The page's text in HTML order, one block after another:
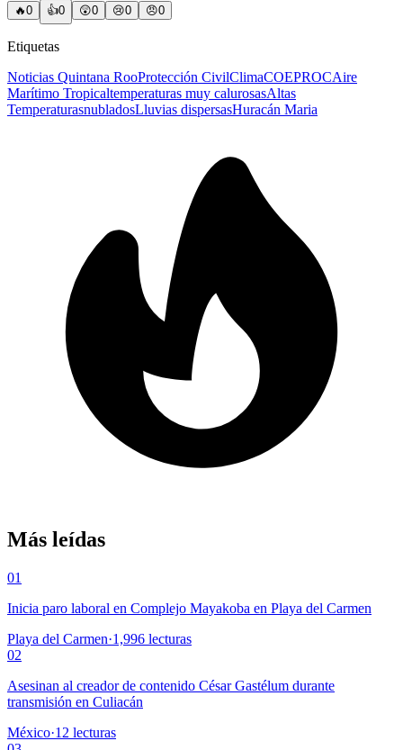
🔥0 👍0 😲0 😢0 😠0
Etiquetas
Noticias Quintana RooProtección CivilClimaCOEPROCAire
Marítimo Tropicaltemperaturas muy calurosasAltas
TemperaturasnubladosLluvias dispersasHuracán Maria
Más leídas
01
Inicia paro laboral en Complejo Mayakoba en Playa del Carmen
Playa del Carmen·1,996 lecturas
02
Asesinan al creador de contenido César Gastélum durante
transmisión en Culiacán
México·12 lecturas